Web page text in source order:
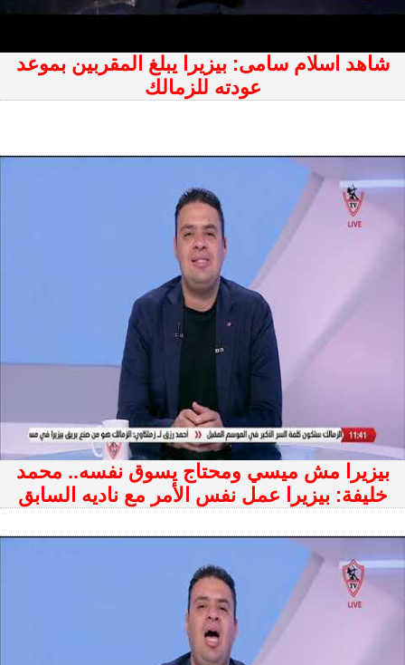
شاهد اسلام سامى: بيزيرا يبلغ المقربين بموعد
عودته للزمالك
بيزيرا مش ميسي ومحتاج يسوق نفسه.. محمد
خليفة: بيزيرا عمل نفس الأمر مع ناديه السابق